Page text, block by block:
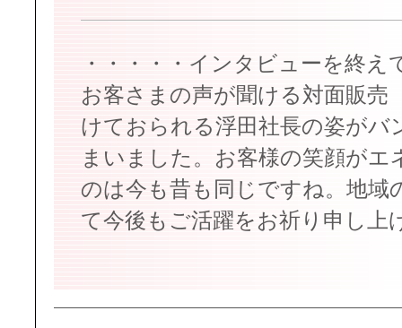
・・・・・インタビューを終え
お客さまの声が聞ける対面販売
けておられる浮田社長の姿がバ
まいました。お客様の笑顔が
のは今も昔も同じですね。地域
て今後もご活躍をお祈り申し上